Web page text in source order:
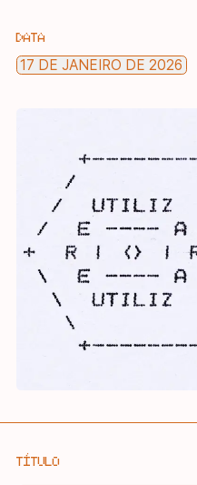
DATA
17 DE JANEIRO DE 2026
TÍTULO